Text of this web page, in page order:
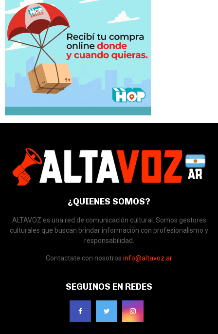
¿QUIENES SOMOS?
ALTAVOZ es una red de comunicación cultural. Somos gestores
culturales que buscan brindar información con profesionalismo y
responsabilidad.
Contactate con nosotros info@altavoz.ar
SEGUINOS EN REDES